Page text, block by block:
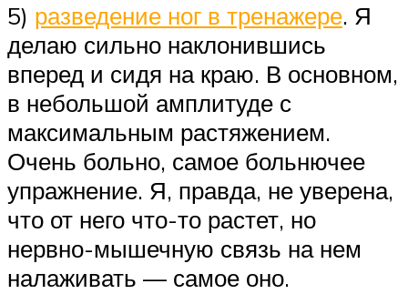
5) разведение ног в тренажере. Я
делаю сильно наклонившись
вперед и сидя на краю. В основном,
в небольшой амплитуде с
максимальным растяжением.
Очень больно, самое больнючее
упражнение. Я, правда, не уверена,
что от него что-то растет, но
нервно-мышечную связь на нем
налаживать — самое оно.